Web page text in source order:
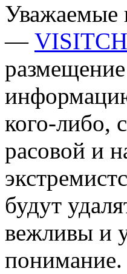
Уважаемые
—
кого-либо,
расовой и
будут
вежливы и
понимание.